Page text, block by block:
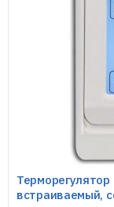
Терморегулятор
встраиваемый,